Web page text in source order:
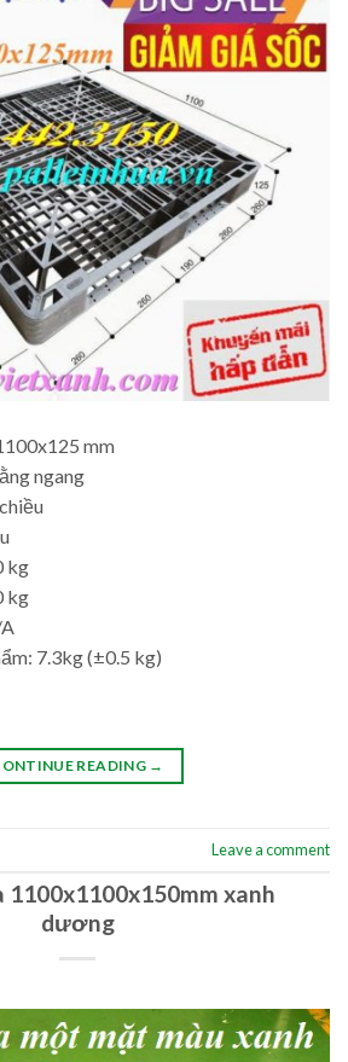
mm
ngang
kg
kg
7.3kg (±0.5 kg)
READING →
Leave a comment
xanh
dương